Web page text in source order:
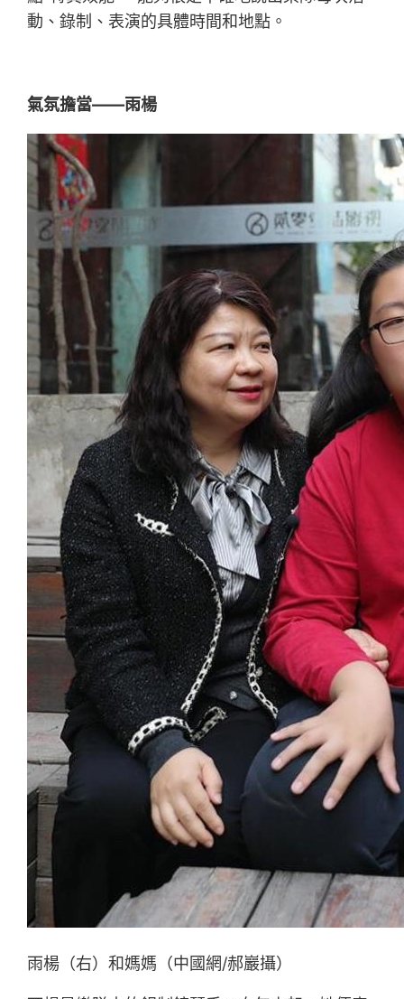
動、錄制、表演的具體時間和地點。
氣氛擔當——雨楊
雨楊（右）和媽媽（中國網/郝巖攝）